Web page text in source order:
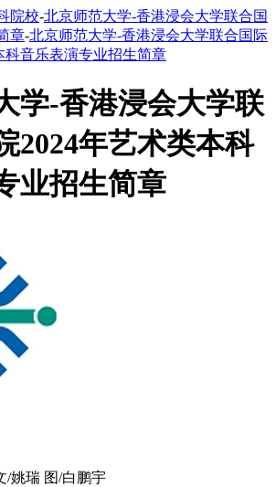
院校-北京师范大学-香港浸会大学联合国
章-北京师范大学-香港浸会大学联合国际
科音乐表演专业招生简章
学-香港浸会大学联
2024年艺术类本科
业招生简章
/姚瑞 图/白鹏宇